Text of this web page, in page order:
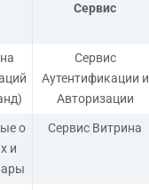
Сервис
Сервис
Аутентификации и
Авторизации
о
и
Сервис Витрина